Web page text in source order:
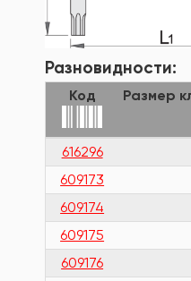
Разновидности:
Код Размер
616296
609173
609174
609175
609176